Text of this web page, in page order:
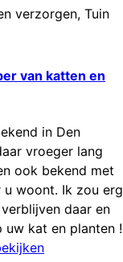
verzorgen, Tuin
van katten en
in Den
vroeger lang
ook bekend met
woont. Ik zou erg
daar en
uw kat en planten !